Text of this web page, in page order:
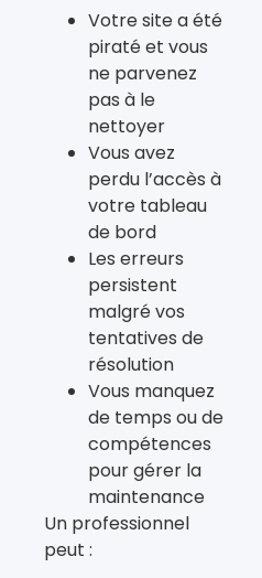
Votre site a été
piraté et vous
ne parvenez
pas à le
nettoyer
Vous avez
perdu l’accès à
votre tableau
de bord
Les erreurs
persistent
malgré vos
tentatives de
résolution
Vous manquez
de temps ou de
compétences
pour gérer la
maintenance
Un professionnel
peut :